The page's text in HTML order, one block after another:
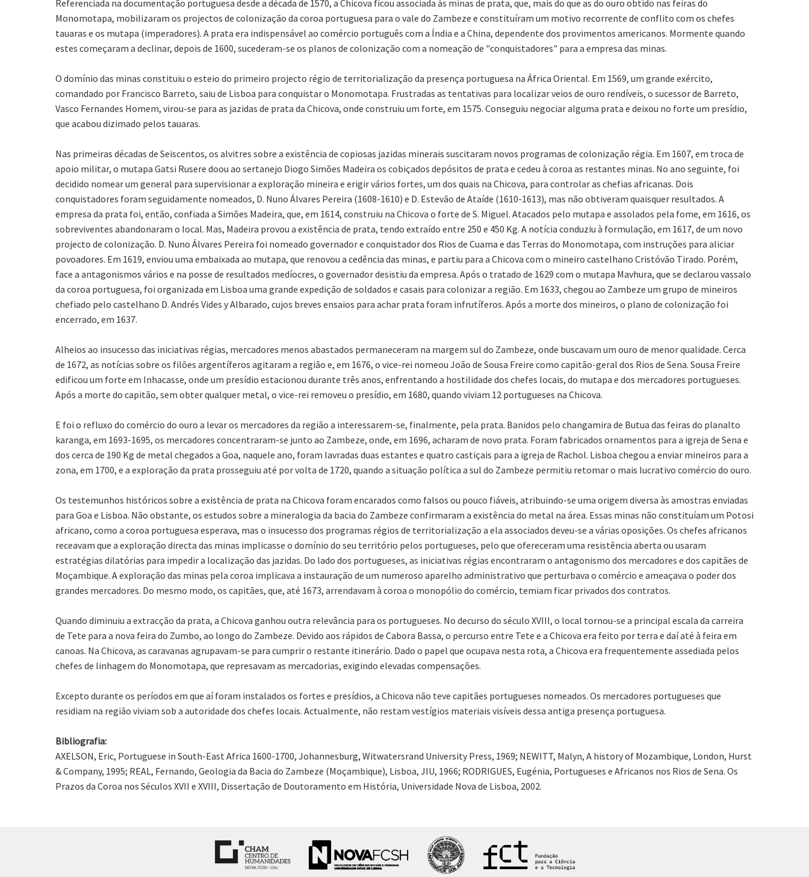
Referenciada na documentação portuguesa desde a década de 1570, a Chicova ficou associada às minas de prata, que, mais do que as do ouro obtido nas feiras do
Monomotapa, mobilizaram os projectos de colonização da coroa portuguesa para o vale do Zambeze e constituíram um motivo recorrente de conflito com os chefes
tauaras e os mutapa (imperadores). A prata era indispensável ao comércio português com a Índia e a China, dependente dos provimentos americanos. Mormente quando
estes começaram a declinar, depois de 1600, sucederam-se os planos de colonização com a nomeação de "conquistadores" para a empresa das minas.
O domínio das minas constituiu o esteio do primeiro projecto régio de territorialização da presença portuguesa na África Oriental. Em 1569, um grande exército,
comandado por Francisco Barreto, saiu de Lisboa para conquistar o Monomotapa. Frustradas as tentativas para localizar veios de ouro rendíveis, o sucessor de Barreto,
Vasco Fernandes Homem, virou-se para as jazidas de prata da Chicova, onde construiu um forte, em 1575. Conseguiu negociar alguma prata e deixou no forte um presídio,
que acabou dizimado pelos tauaras.
Nas primeiras décadas de Seiscentos, os alvitres sobre a existência de copiosas jazidas minerais suscitaram novos programas de colonização régia. Em 1607, em troca de
apoio militar, o mutapa Gatsi Rusere doou ao sertanejo Diogo Simões Madeira os cobiçados depósitos de prata e cedeu à coroa as restantes minas. No ano seguinte, foi
decidido nomear um general para supervisionar a exploração mineira e erigir vários fortes, um dos quais na Chicova, para controlar as chefias africanas. Dois
conquistadores foram seguidamente nomeados, D. Nuno Álvares Pereira (1608-1610) e D. Estevão de Ataíde (1610-1613), mas não obtiveram quaisquer resultados. A
empresa da prata foi, então, confiada a Simões Madeira, que, em 1614, construiu na Chicova o forte de S. Miguel. Atacados pelo mutapa e assolados pela fome, em 1616, os
sobreviventes abandonaram o local. Mas, Madeira provou a existência de prata, tendo extraído entre 250 e 450 Kg. A notícia conduziu à formulação, em 1617, de um novo
projecto de colonização. D. Nuno Álvares Pereira foi nomeado governador e conquistador dos Rios de Cuama e das Terras do Monomotapa, com instruções para aliciar
povoadores. Em 1619, enviou uma embaixada ao mutapa, que renovou a cedência das minas, e partiu para a Chicova com o mineiro castelhano Cristóvão Tirado. Porém,
face a antagonismos vários e na posse de resultados medíocres, o governador desistiu da empresa. Após o tratado de 1629 com o mutapa Mavhura, que se declarou vassalo
da coroa portuguesa, foi organizada em Lisboa uma grande expedição de soldados e casais para colonizar a região. Em 1633, chegou ao Zambeze um grupo de mineiros
chefiado pelo castelhano D. Andrés Vides y Albarado, cujos breves ensaios para achar prata foram infrutíferos. Após a morte dos mineiros, o plano de colonização foi
encerrado, em 1637.
Alheios ao insucesso das iniciativas régias, mercadores menos abastados permaneceram na margem sul do Zambeze, onde buscavam um ouro de menor qualidade. Cerca
de 1672, as notícias sobre os filões argentíferos agitaram a região e, em 1676, o vice-rei nomeou João de Sousa Freire como capitão-geral dos Rios de Sena. Sousa Freire
edificou um forte em Inhacasse, onde um presídio estacionou durante três anos, enfrentando a hostilidade dos chefes locais, do mutapa e dos mercadores portugueses.
Após a morte do capitão, sem obter qualquer metal, o vice-rei removeu o presídio, em 1680, quando viviam 12 portugueses na Chicova.
E foi o refluxo do comércio do ouro a levar os mercadores da região a interessarem-se, finalmente, pela prata. Banidos pelo changamira de Butua das feiras do planalto
karanga, em 1693-1695, os mercadores concentraram-se junto ao Zambeze, onde, em 1696, acharam de novo prata. Foram fabricados ornamentos para a igreja de Sena e
dos cerca de 190 Kg de metal chegados a Goa, naquele ano, foram lavradas duas estantes e quatro castiçais para a igreja de Rachol. Lisboa chegou a enviar mineiros para a
zona, em 1700, e a exploração da prata prosseguiu até por volta de 1720, quando a situação política a sul do Zambeze permitiu retomar o mais lucrativo comércio do ouro.
Os testemunhos históricos sobre a existência de prata na Chicova foram encarados como falsos ou pouco fiáveis, atribuindo-se uma origem diversa às amostras enviadas
para Goa e Lisboa. Não obstante, os estudos sobre a mineralogia da bacia do Zambeze confirmaram a existência do metal na área. Essas minas não constituíam um Potosi
africano, como a coroa portuguesa esperava, mas o insucesso dos programas régios de territorialização a ela associados deveu-se a várias oposições. Os chefes africanos
receavam que a exploração directa das minas implicasse o domínio do seu território pelos portugueses, pelo que ofereceram uma resistência aberta ou usaram
estratégias dilatórias para impedir a localização das jazidas. Do lado dos portugueses, as iniciativas régias encontraram o antagonismo dos mercadores e dos capitães de
Moçambique. A exploração das minas pela coroa implicava a instauração de um numeroso aparelho administrativo que perturbava o comércio e ameaçava o poder dos
grandes mercadores. Do mesmo modo, os capitães, que, até 1673, arrendavam à coroa o monopólio do comércio, temiam ficar privados dos contratos.
Quando diminuiu a extracção da prata, a Chicova ganhou outra relevância para os portugueses. No decurso do século XVIII, o local tornou-se a principal escala da carreira
de Tete para a nova feira do Zumbo, ao longo do Zambeze. Devido aos rápidos de Cabora Bassa, o percurso entre Tete e a Chicova era feito por terra e daí até à feira em
canoas. Na Chicova, as caravanas agrupavam-se para cumprir o restante itinerário. Dado o papel que ocupava nesta rota, a Chicova era frequentemente assediada pelos
chefes de linhagem do Monomotapa, que represavam as mercadorias, exigindo elevadas compensações.
Excepto durante os períodos em que aí foram instalados os fortes e presídios, a Chicova não teve capitães portugueses nomeados. Os mercadores portugueses que
residiam na região viviam sob a autoridade dos chefes locais. Actualmente, não restam vestígios materiais visíveis dessa antiga presença portuguesa.
Bibliografia:
AXELSON, Eric, Portuguese in South-East Africa 1600-1700, Johannesburg, Witwatersrand University Press, 1969; NEWITT, Malyn, A history of Mozambique, London, Hurst
& Company, 1995; REAL, Fernando, Geologia da Bacia do Zambeze (Moçambique), Lisboa, JIU, 1966; RODRIGUES, Eugénia, Portugueses e Africanos nos Rios de Sena. Os
Prazos da Coroa nos Séculos XVII e XVIII, Dissertação de Doutoramento em História, Universidade Nova de Lisboa, 2002.